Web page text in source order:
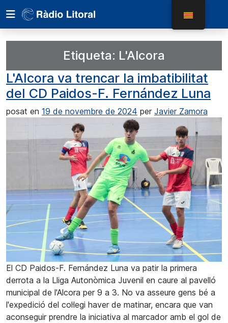
Etiqueta: L'Alcora
L'Alcora va trencar la imbatibilitat
del CD Paidos-F. Fernández Luna
posat en 19 de novembre de 2024 per Javier Zamora
El CD Paidos-F. Fernández Luna va patir la primera
derrota a la Lliga Autonòmica Juvenil en caure al pavelló
municipal de l'Alcora per 9 a 3. No va asseure gens bé a
l'expedició del col·legi haver de matinar, encara que van
aconseguir prendre la iniciativa al marcador amb el gol de